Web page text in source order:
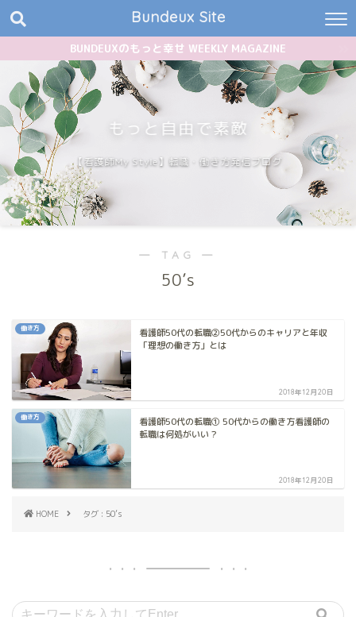
Bundeux Site
BUNDEUXのもっと幸せ WEEKLY MAGAZINE
もっと自由で素敵
【看護師My Style】転職・働き方発信ブログ
― TAG ―
50’s
働き方
看護師50代の転職②50代からのキャリアと年収
「理想の働き方」とは
2018年12月20日
働き方
看護師50代の転職① 50代からの働き方看護師の
転職は何処がいい？
2018年12月20日
HOME タグ : 50’s